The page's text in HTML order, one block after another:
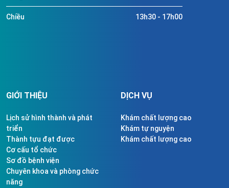
Chiều 13h30 - 17h00
GIỚI THIỆU
Lịch sử hình thành và phát
triển
Thành tựu đạt được
Cơ cấu tổ chức
Sơ đồ bệnh viện
Chuyên khoa và phòng chức
năng
DỊCH VỤ
Khám chất lượng cao
Khám tự nguyện
Khám chất lượng cao